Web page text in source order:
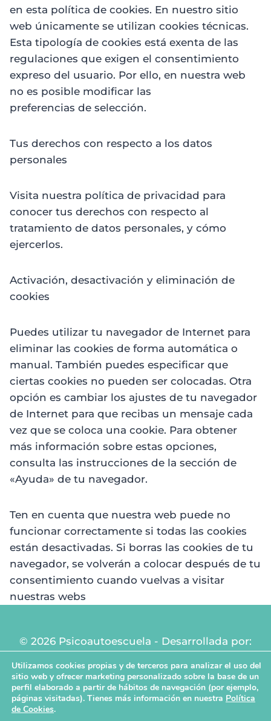
en esta política de cookies. En nuestro sitio
web únicamente se utilizan cookies técnicas.
Esta tipología de cookies está exenta de las
regulaciones que exigen el consentimiento
expreso del usuario. Por ello, en nuestra web
no es posible modificar las
preferencias de selección.
Tus derechos con respecto a los datos
personales
Visita nuestra política de privacidad para
conocer tus derechos con respecto al
tratamiento de datos personales, y cómo
ejercerlos.
Activación, desactivación y eliminación de
cookies
Puedes utilizar tu navegador de Internet para
eliminar las cookies de forma automática o
manual. También puedes especificar que
ciertas cookies no pueden ser colocadas. Otra
opción es cambiar los ajustes de tu navegador
de Internet para que recibas un mensaje cada
vez que se coloca una cookie. Para obtener
más información sobre estas opciones,
consulta las instrucciones de la sección de
«Ayuda» de tu navegador.
Ten en cuenta que nuestra web puede no
funcionar correctamente si todas las cookies
están desactivadas. Si borras las cookies de tu
navegador, se volverán a colocar después de tu
consentimiento cuando vuelvas a visitar
nuestras webs
© 2026 Psicoautoescuela - Desarrollada por:
Utilizamos cookies propias y de terceros para analizar el uso del
sitio web y ofrecer marketing personalizado sobre la base de un
perfil elaborado a partir de hábitos de navegación (por ejemplo,
páginas visitadas). Tienes más información en nuestra Política
de Cookies.